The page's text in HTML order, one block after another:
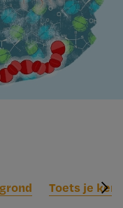
Toets je